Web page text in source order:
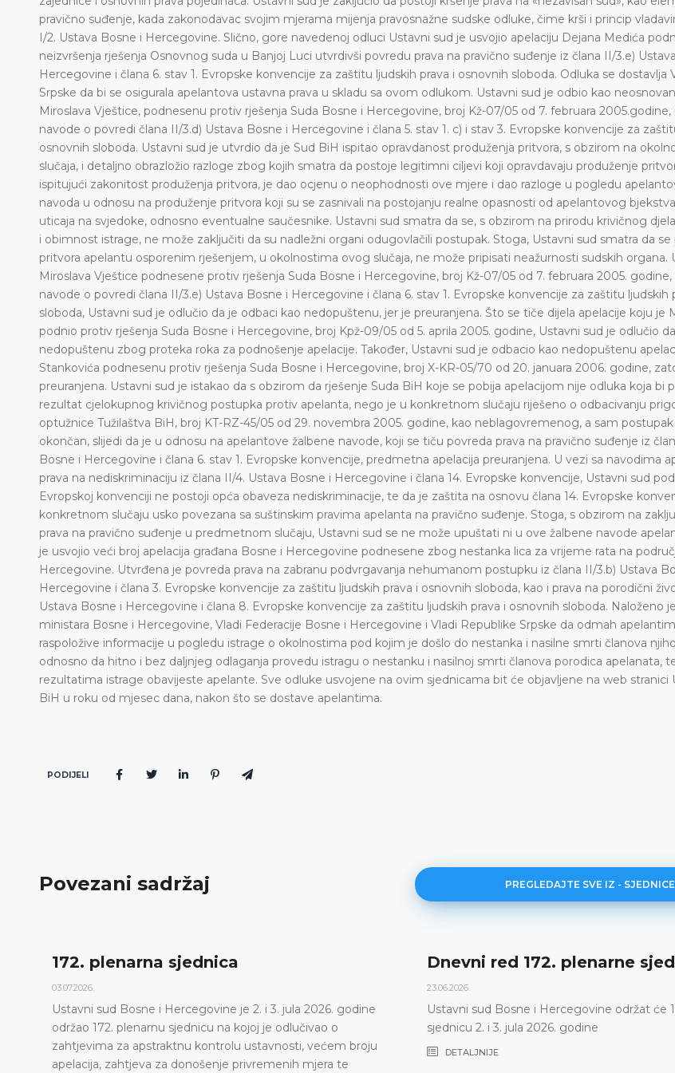
PODIJELI
Povezani sadržaj PREGLEDAJTE SVE IZ - SJEDNICE
plenarna sjednica
sud Bosne i Hercegovine je 2. i 3. jula 2026. godine
172. plenarnu sjednicu na kojoj je odlučivao o
za apstraktnu kontrolu ustavnosti, većem broju
zahtjeva za donošenje privremenih mjera te
Dnevni red 172. plenarne sjednice
Ustavni sud Bosne i Hercegovine održat će 172. plenarnu
sjednicu 2. i 3. jula 2026. godine
DETALJNIJE